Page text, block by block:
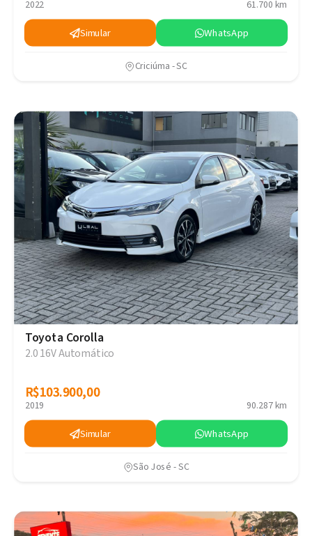
2022 61.700 km
Simular WhatsApp
Criciúma - SC
Toyota Corolla
2.0 16V Automático
R$103.900,00
R$103.900,00
2019 90.287 km
Simular WhatsApp
São José - SC